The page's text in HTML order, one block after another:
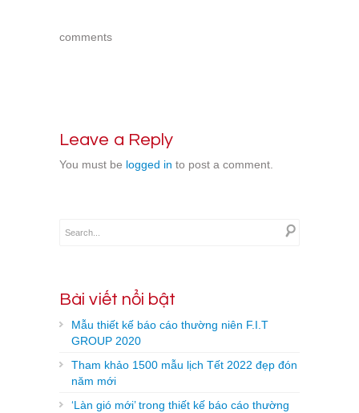
comments
Leave a Reply
You must be logged in to post a comment.
Bài viết nổi bật
Mẫu thiết kế báo cáo thường niên F.I.T
GROUP 2020
Tham khảo 1500 mẫu lịch Tết 2022 đẹp đón
năm mới
‘Làn gió mới’ trong thiết kế báo cáo thường